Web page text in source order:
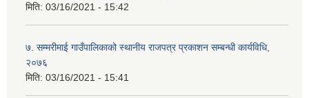
मिति: 03/16/2021 - 15:42
७. सम्मरीमाई गाउँपालिकाको स्थानीय राजपत्र प्रकाशन सम्बन्धी कार्यविधि,
२०७६
मिति: 03/16/2021 - 15:41